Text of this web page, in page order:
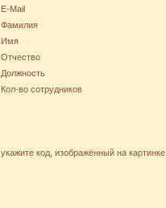
E-Mail
Фамилия
Имя
Отчество
Должность
Кол-во сотрудников
укажите код, изображённый на картинке